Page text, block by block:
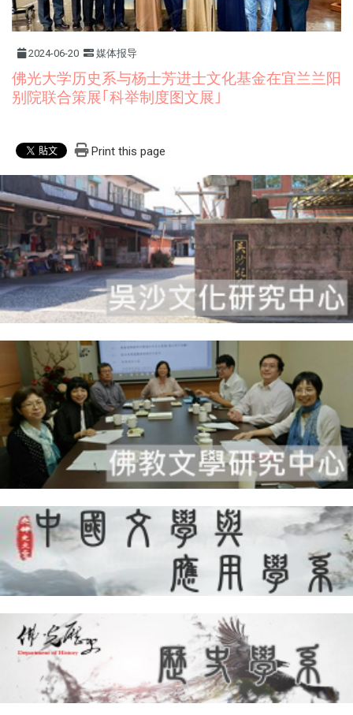
2024-06-20 媒体报导
佛光大学历史系与杨士芳进士文化基金在宜兰兰阳
别院联合策展｢科举制度图文展｣
Print this page